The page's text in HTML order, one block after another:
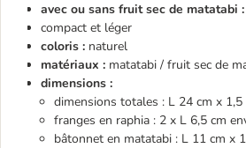
avec ou sans fruit sec de matatabi
compact et léger
coloris : naturel
matériaux : matatabi / fruit sec de
dimensions :
dimensions totales : L 24 cm x
franges en raphia : 2 x L 6,5 cm
bâtonnet en matatabi : L 11 cm x